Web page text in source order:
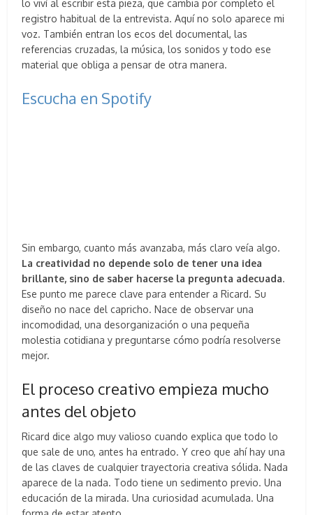
lo viví al escribir esta pieza, que cambia por completo el
registro habitual de la entrevista. Aquí no solo aparece mi
voz. También entran los ecos del documental, las
referencias cruzadas, la música, los sonidos y todo ese
material que obliga a pensar de otra manera.
Escucha en Spotify
Sin embargo, cuanto más avanzaba, más claro veía algo.
La creatividad no depende solo de tener una idea
brillante, sino de saber hacerse la pregunta adecuada.
Ese punto me parece clave para entender a Ricard. Su
diseño no nace del capricho. Nace de observar una
incomodidad, una desorganización o una pequeña
molestia cotidiana y preguntarse cómo podría resolverse
mejor.
El proceso creativo empieza mucho
antes del objeto
Ricard dice algo muy valioso cuando explica que todo lo
que sale de uno, antes ha entrado. Y creo que ahí hay una
de las claves de cualquier trayectoria creativa sólida. Nada
aparece de la nada. Todo tiene un sedimento previo. Una
educación de la mirada. Una curiosidad acumulada. Una